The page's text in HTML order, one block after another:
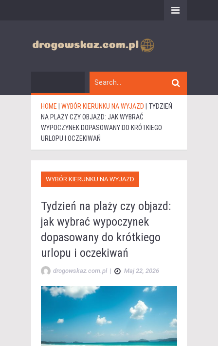
HOME WYBÓR KIERUNKU NA WYJAZD
TYDZIEŃ
NA PLAŻY CZY OBJAZD: JAK WYBRAĆ
WYPOCZYNEK DOPASOWANY DO KRÓTKIEGO
URLOPU I OCZEKIWAŃ
WYBÓR KIERUNKU NA WYJAZD
Tydzień na plaży czy objazd:
jak wybrać wypoczynek
dopasowany do krótkiego
urlopu i oczekiwań
drogowskaz.com.pl | Maj 22, 2026